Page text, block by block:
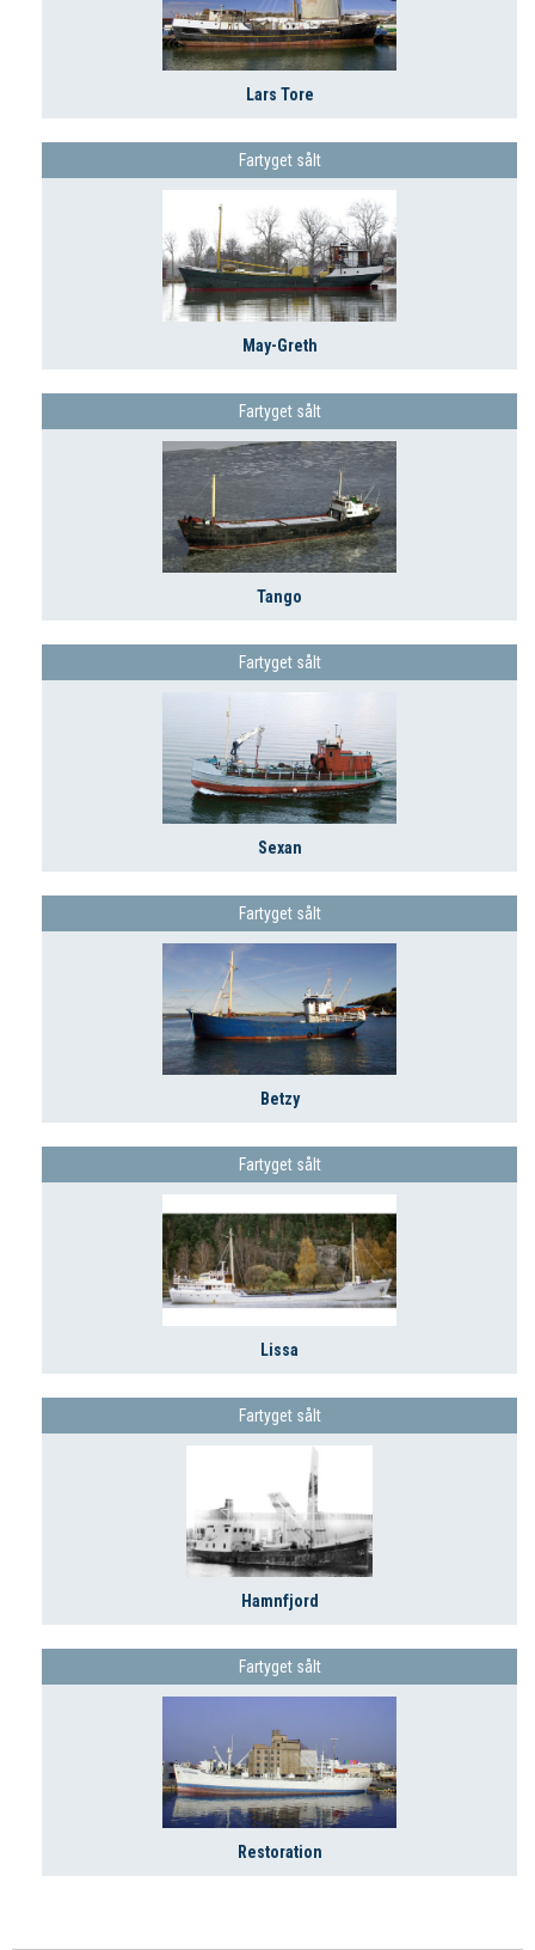
Lars Tore
Fartyget sålt
May-Greth
Fartyget sålt
Tango
Fartyget sålt
Sexan
Fartyget sålt
Betzy
Fartyget sålt
Lissa
Fartyget sålt
Hamnfjord
Fartyget sålt
Restoration